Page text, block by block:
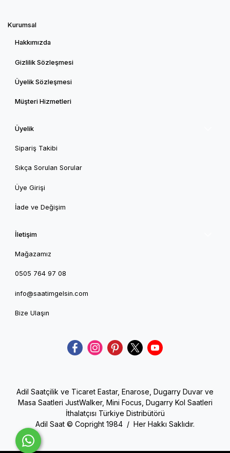
Kurumsal
Hakkımızda
Gizlilik Sözleşmesi
Üyelik Sözleşmesi
Müşteri Hizmetleri
Üyelik
Sipariş Takibi
Sıkça Sorulan Sorular
Üye Girişi
İade ve Değişim
İletişim
Mağazamız
0505 764 97 08
info@saatimgelsin.com
Bize Ulaşın
Adil Saatçilik ve Ticaret Eastar, Enarose, Dugarry Duvar ve
Masa Saatleri JustWalker, Mini Focus, Dugarry Kol Saatleri
İthalatçısı Türkiye Distribütörü
Adil Saat © Copright 1984 / Her Hakkı Saklıdır.